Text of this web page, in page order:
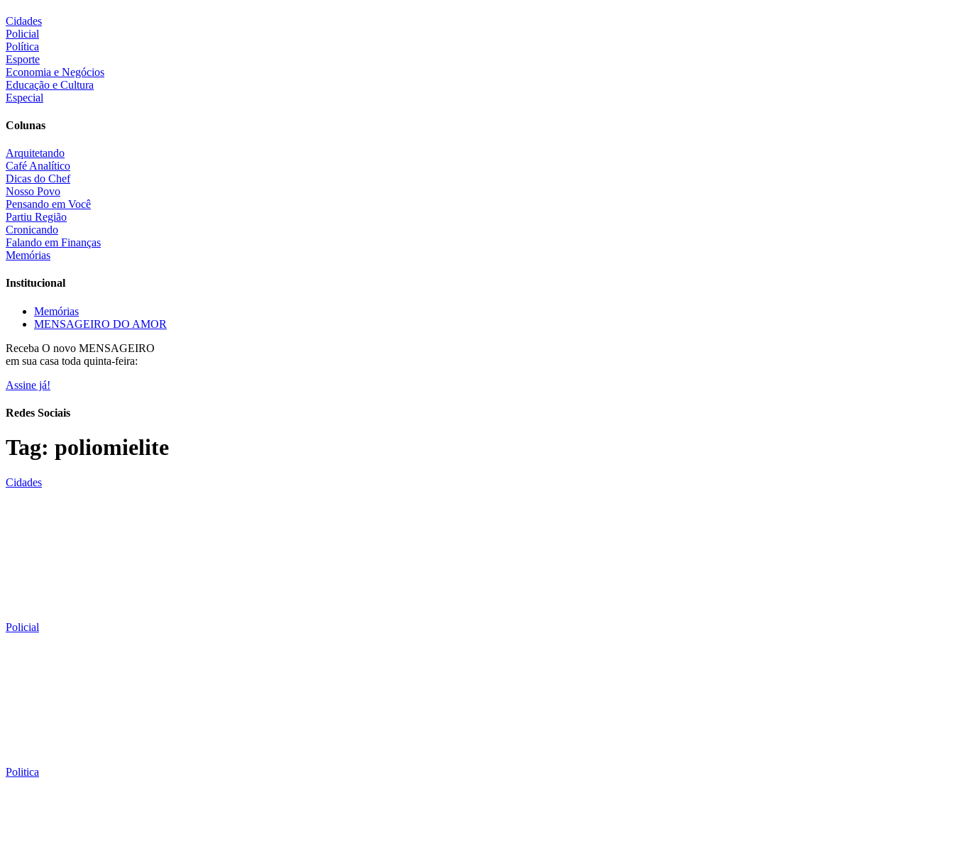
Cidades
Policial
Política
Esporte
Economia e Negócios
Educação e Cultura
Especial
Colunas
Arquitetando
Café Analítico
Dicas do Chef
Nosso Povo
Pensando em Você
Partiu Região
Cronicando
Falando em Finanças
Memórias
Institucional
Memórias
MENSAGEIRO DO AMOR
Receba O novo MENSAGEIRO
em sua casa toda quinta-feira:
Assine já!
Redes Sociais
Tag: poliomielite
Cidades
Policial
Politica